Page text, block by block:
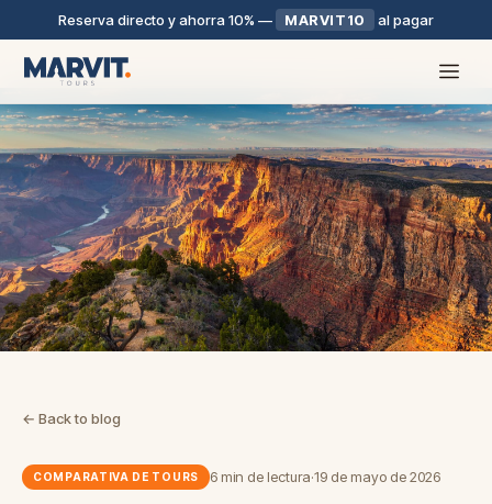
Reserva directo y ahorra 10% — MARVIT10 al pagar
← Back to blog
COMPARATIVA DE TOURS 6 min de lectura·19 de mayo de 2026